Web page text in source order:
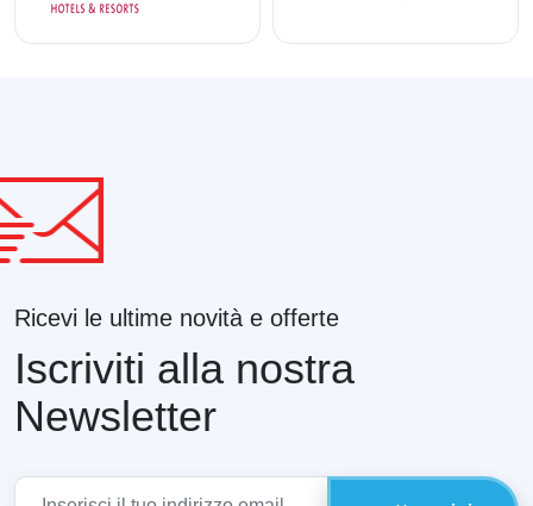
Ricevi le ultime novità e offerte
Iscriviti alla nostra
Newsletter